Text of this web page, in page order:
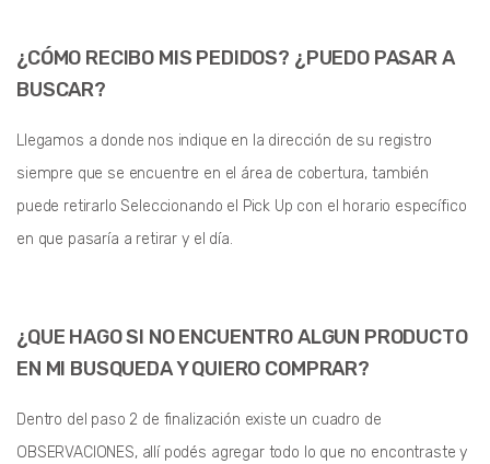
¿CÓMO RECIBO MIS PEDIDOS? ¿PUEDO PASAR A
BUSCAR?
Llegamos a donde nos indique en la dirección de su registro
siempre que se encuentre en el área de cobertura, también
puede retirarlo Seleccionando el Pick Up con el horario específico
en que pasaría a retirar y el día.
¿QUE HAGO SI NO ENCUENTRO ALGUN PRODUCTO
EN MI BUSQUEDA Y QUIERO COMPRAR?
Dentro del paso 2 de finalización existe un cuadro de
OBSERVACIONES, allí podés agregar todo lo que no encontraste y